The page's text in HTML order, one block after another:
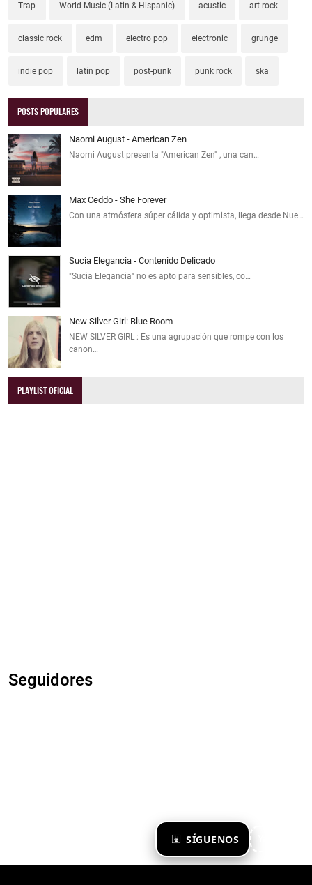
SÍGUENOS
Trap World Music (Latin & Hispanic) acustic art rock
classic rock edm electro pop electronic grunge
indie pop latin pop post-punk punk rock ska
POSTS POPULARES
Naomi August - American Zen
Naomi August presenta "American Zen" , una can…
Max Ceddo - She Forever
Con una atmósfera súper cálida y optimista, llega desde Nue…
Sucia Elegancia - Contenido Delicado
"Sucia Elegancia" no es apto para sensibles, co…
New Silver Girl: Blue Room
NEW SILVER GIRL : Es una agrupación que rompe con los
canon…
PLAYLIST OFICIAL
Seguidores